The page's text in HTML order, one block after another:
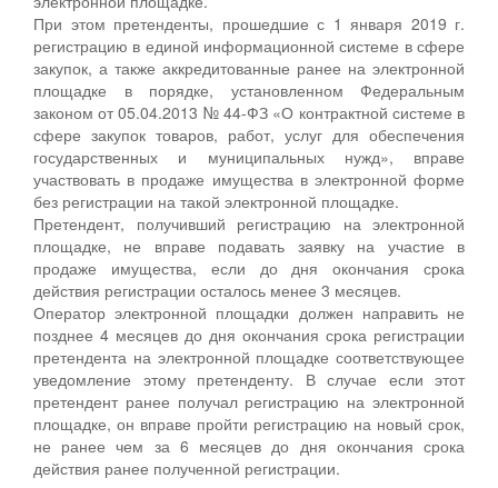
При этом претенденты, прошедшие с 1 января 2019 г.
регистрацию в единой информационной системе в сфере
закупок, а также аккредитованные ранее на электронной
площадке в порядке, установленном Федеральным
законом от 05.04.2013 № 44-ФЗ «О контрактной системе в
сфере закупок товаров, работ, услуг для обеспечения
государственных и муниципальных нужд», вправе
участвовать в продаже имущества в электронной форме
без регистрации на такой электронной площадке.
Претендент, получивший регистрацию на электронной
площадке, не вправе подавать заявку на участие в
продаже имущества, если до дня окончания срока
действия регистрации осталось менее 3 месяцев.
Оператор электронной площадки должен направить не
позднее 4 месяцев до дня окончания срока регистрации
претендента на электронной площадке соответствующее
уведомление этому претенденту. В случае если этот
претендент ранее получал регистрацию на электронной
площадке, он вправе пройти регистрацию на новый срок,
не ранее чем за 6 месяцев до дня окончания срока
действия ранее полученной регистрации.